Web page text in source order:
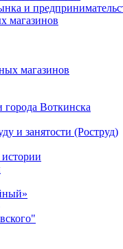
и
магазинов
магазинов
Воткинска
и занятости (Роструд)